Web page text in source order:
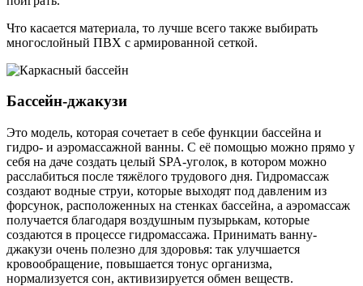
Что касается материала, то лучше всего также выбирать
многослойный ПВХ с армированной сеткой.
Бассейн-джакузи
Это модель, которая сочетает в себе функции бассейна и
гидро- и аэромассажной ванны. С её помощью можно прямо у
себя на даче создать целый SPA-уголок, в котором можно
расслабиться после тяжёлого трудового дня. Гидромассаж
создают водные струи, которые выходят под давленим из
форсунок, расположенных на стенках бассейна, а аэромассаж
получается благодаря воздушным пузырькам, которые
создаются в процессе гидромассажа. Принимать ванну-
джакузи очень полезно для здоровья: так улучшается
кровообращение, повышается тонус организма,
нормализуется сон, активизируется обмен веществ.